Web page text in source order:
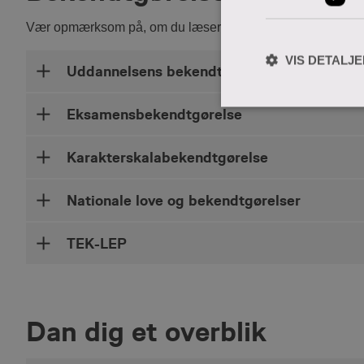
Vær opmærksom på, om du læser i den gældende lov eller
Uddannelsens bekendtgørelse
Eksamensbekendtgørelse
Karakterskalabekendtgørelse
Nationale love og bekendtgørelser
TEK-LEP
Dan dig et overblik
VIS